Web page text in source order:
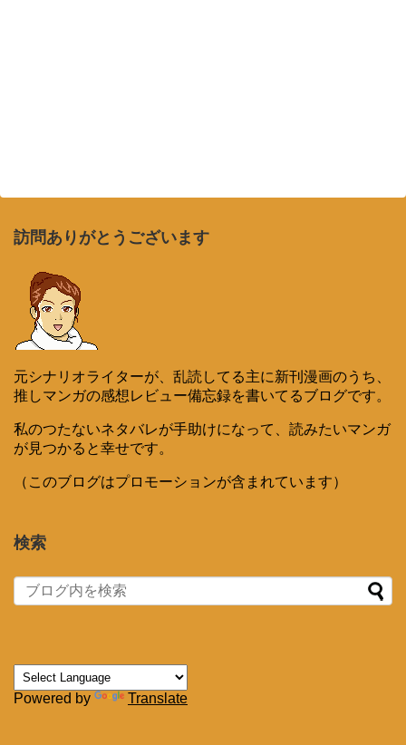
訪問ありがとうございます
元シナリオライターが、乱読してる主に新刊漫画のうち、
推しマンガの感想レビュー備忘録を書いてるブログです。
私のつたないネタバレが手助けになって、読みたいマンガ
が見つかると幸せです。
（このブログはプロモーションが含まれています）
検索
Powered by Translate